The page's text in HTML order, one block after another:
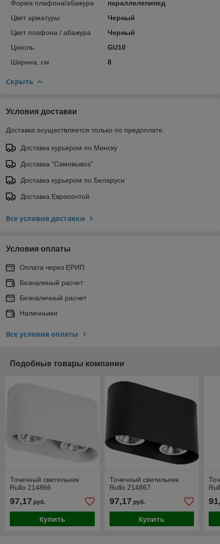
Форма плафона/абажура
параллелепипед
Цвет арматуры
Черный
Цвет плафона / абажура
Черный
Цоколь
GU10
Ширина, см
8
Скрыть
Условия доставки
Доставка осуществляется только по предоплате.
Доставка курьером по Минску
Доставка "Самовывоз"
Доставка курьером по Беларуси
Доставка Европочтой
Все условия доставки
Условия оплаты
Оплата через ЕРИП
Безналиный расчет
Безналичный расчет
Наличными
Все условия оплаты
Подобные товары компании
Точечный светильник
Rullo 214866
97,17 руб.
Купить
Точечный светильник
Rullo 214867
97,17 руб.
Купить